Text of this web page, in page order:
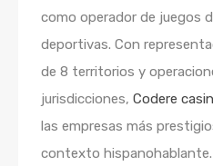
como operador de juegos
deportivas. Con
de 8 territorios y
jurisdicciones, Codere
las empresas más
contexto